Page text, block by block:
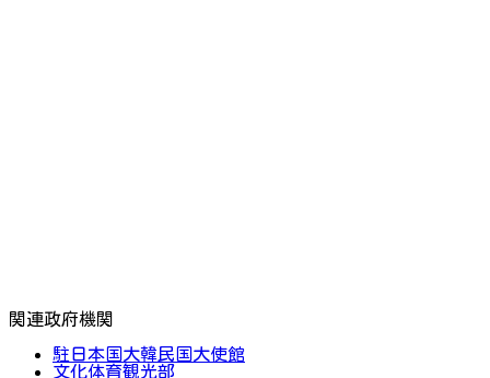
関連政府機関
駐日本国大韓民国大使館
文化体育観光部